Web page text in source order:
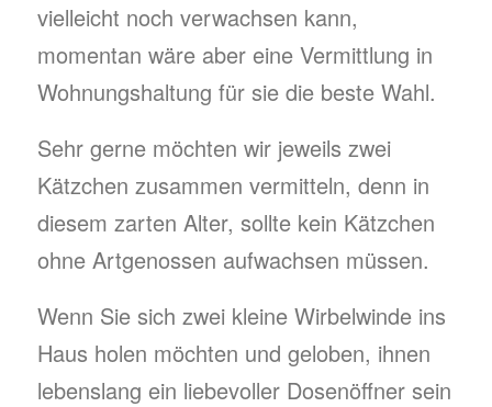
vielleicht noch verwachsen kann,
momentan wäre aber eine Vermittlung in
Wohnungshaltung für sie die beste Wahl.
Sehr gerne möchten wir jeweils zwei
Kätzchen zusammen vermitteln, denn in
diesem zarten Alter, sollte kein Kätzchen
ohne Artgenossen aufwachsen müssen.
Wenn Sie sich zwei kleine Wirbelwinde ins
Haus holen möchten und geloben, ihnen
lebenslang ein liebevoller Dosenöffner sein